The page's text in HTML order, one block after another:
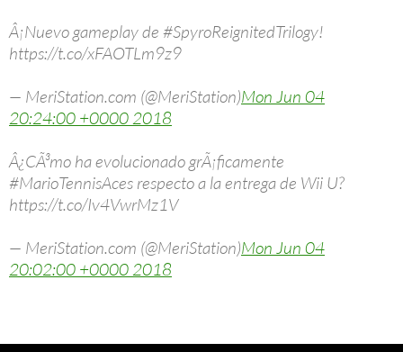
Â¡Nuevo gameplay de #SpyroReignitedTrilogy!
https://t.co/xFAOTLm9z9
— MeriStation.com (@MeriStation)Mon Jun 04
20:24:00 +0000 2018
Â¿CÃ³mo ha evolucionado grÃ¡ficamente
#MarioTennisAces respecto a la entrega de Wii U?
https://t.co/Iv4VwrMz1V
— MeriStation.com (@MeriStation)Mon Jun 04
20:02:00 +0000 2018